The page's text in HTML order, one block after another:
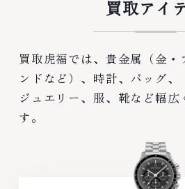
買取アイ
買取虎福では、貴金属（金・
ンドなど）、時計、バッグ、
ジュエリー、服、靴など幅広
す。